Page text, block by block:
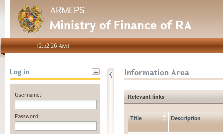
ARMEPS
Ministry of Finance of RA
12:52:26 AMT
Log in
Username:
Password:
Information Area
Relevant links
Title Description